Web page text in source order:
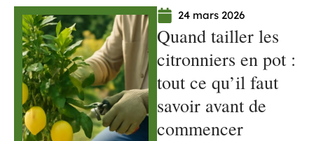
24 mars 2026
Quand tailler les
citronniers en pot :
tout ce qu’il faut
savoir avant de
commencer